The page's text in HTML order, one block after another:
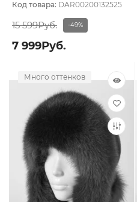
Код товара: DAR00200132525
15 599Руб. -49%
7 999Руб.
Много оттенков